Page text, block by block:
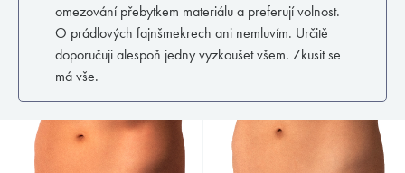
omezování přebytkem materiálu a preferují volnost.
O prádlových fajnšmekrech ani nemluvím. Určitě
doporučuji alespoň jedny vyzkoušet všem. Zkusit se
má vše.